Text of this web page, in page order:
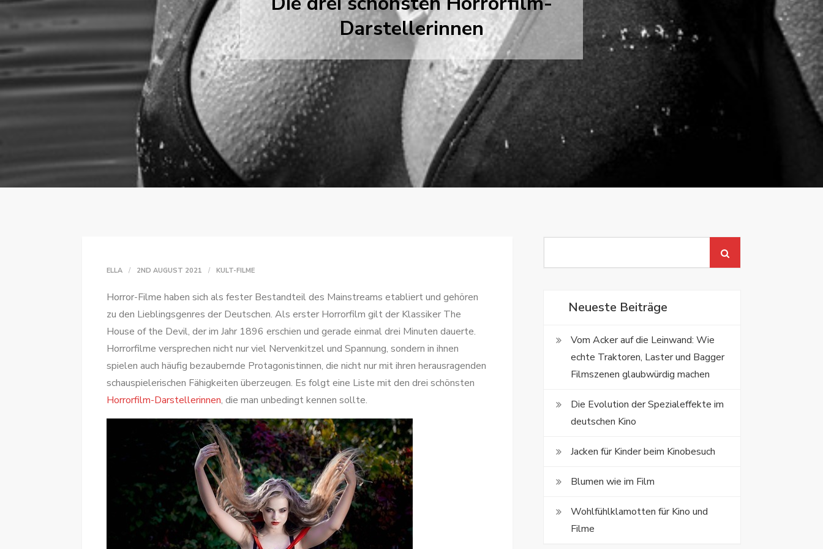
Darstellerinnen
ELLA 2ND AUGUST 2021 KULT-FILME
Horror-Filme haben sich als fester Bestandteil des Mainstreams etabliert und gehören
zu den Lieblingsgenres der Deutschen. Als erster Horrorfilm gilt der Klassiker The
House of the Devil, der im Jahr 1896 erschien und gerade einmal drei Minuten dauerte.
Horrorfilme versprechen nicht nur viel Nervenkitzel und Spannung, sondern in ihnen
spielen auch häufig bezaubernde Protagonistinnen, die nicht nur mit ihren herausragenden
schauspielerischen Fähigkeiten überzeugen. Es folgt eine Liste mit den drei schönsten
Horrorfilm-Darstellerinnen, die man unbedingt kennen sollte.
Neueste Beiträge
Vom Acker auf die Leinwand: Wie
echte Traktoren, Laster und Bagger
Filmszenen glaubwürdig machen
Die Evolution der Spezialeffekte im
deutschen Kino
Jacken für Kinder beim Kinobesuch
Blumen wie im Film
Wohlfühlklamotten für Kino und
Filme